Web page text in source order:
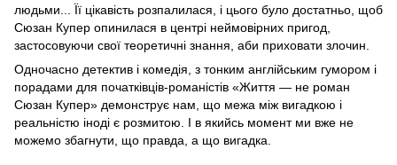
людьми... Її цікавість розпалилася, і цього було достатньо, щоб
Сюзан Купер опинилася в центрі неймовірних пригод,
застосовуючи свої теоретичні знання, аби приховати злочин.
Одночасно детектив і комедія, з тонким англійським гумором і
порадами для початківців-романістів «Життя — не роман
Сюзан Купер» демонструє нам, що межа між вигадкою і
реальністю іноді є розмитою. І в якийсь момент ми вже не
можемо збагнути, що правда, а що вигадка.